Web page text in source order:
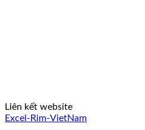
Liên kết website
Excel-Rim-VietNam